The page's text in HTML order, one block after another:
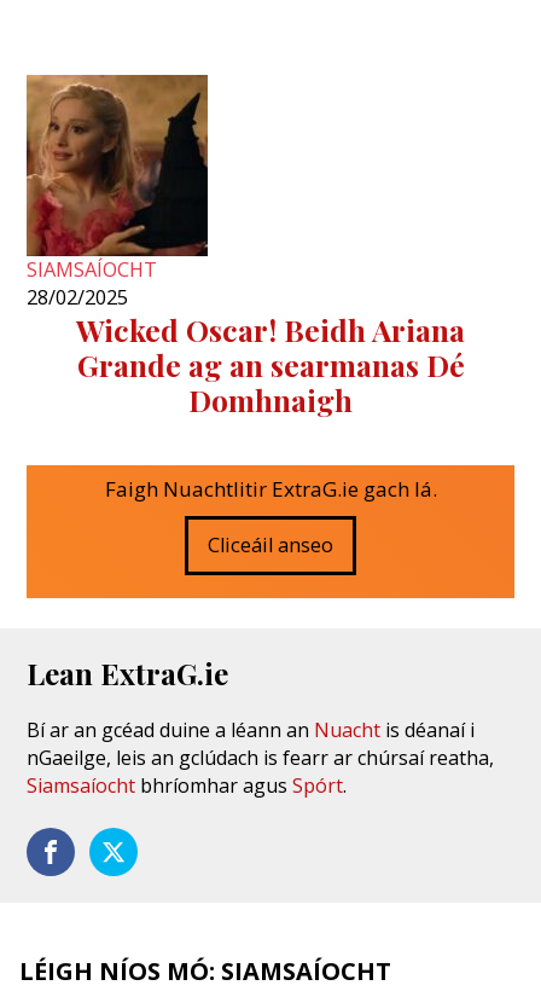
SIAMSAÍOCHT
28/02/2025
Wicked Oscar! Beidh Ariana
Grande ag an searmanas Dé
Domhnaigh
Faigh Nuachtlitir ExtraG.ie gach lá.
Cliceáil anseo
Lean ExtraG.ie
Bí ar an gcéad duine a léann an Nuacht is déanaí i
nGaeilge, leis an gclúdach is fearr ar chúrsaí reatha,
Siamsaíocht bhríomhar agusSpórt.
LÉIGH NÍOS MÓ: SIAMSAÍOCHT